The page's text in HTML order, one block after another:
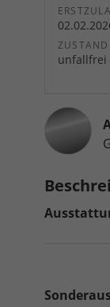
ZUSTAND
unfallfrei